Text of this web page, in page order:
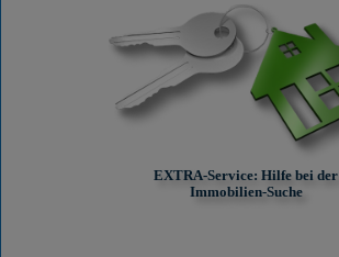
EXTRA-Service: Hilfe bei der
Immobilien-Suche